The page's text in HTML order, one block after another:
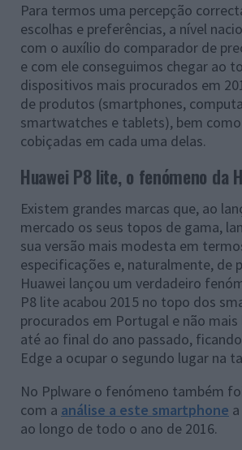
Para termos uma percepção
escolhas e preferências, a nível
com o auxílio do comparador de
e com ele conseguimos chegar ao
dispositivos mais procurados em
de produtos (smartphones,
smartwatches e tablets), bem
cobiçadas em cada uma delas.
Huawei P8 lite, o fenómeno da
Existem grandes marcas que, ao
mercado os seus topos de gama,
sua versão mais modesta em
especificações e, naturalmente, de
Huawei lançou um verdadeiro
P8 lite acabou 2015 no topo dos
procurados em Portugal e não
até ao final do ano passado, ficando
Edge a ocupar o segundo lugar na
No Pplware o fenómeno também
com a análise a este smartphone
ao longo de todo o ano de 2016.